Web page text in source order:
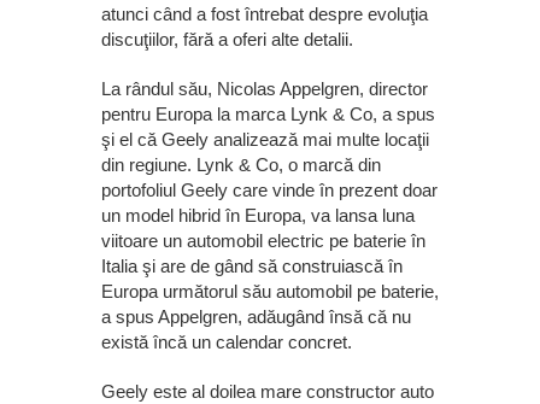
atunci când a fost întrebat despre evoluţia
discuţiilor, fără a oferi alte detalii.
La rândul său, Nicolas Appelgren, director
pentru Europa la marca Lynk & Co, a spus
şi el că Geely analizează mai multe locaţii
din regiune. Lynk & Co, o marcă din
portofoliul Geely care vinde în prezent doar
un model hibrid în Europa, va lansa luna
viitoare un automobil electric pe baterie în
Italia şi are de gând să construiască în
Europa următorul său automobil pe baterie,
a spus Appelgren, adăugând însă că nu
există încă un calendar concret.
Geely este al doilea mare constructor auto